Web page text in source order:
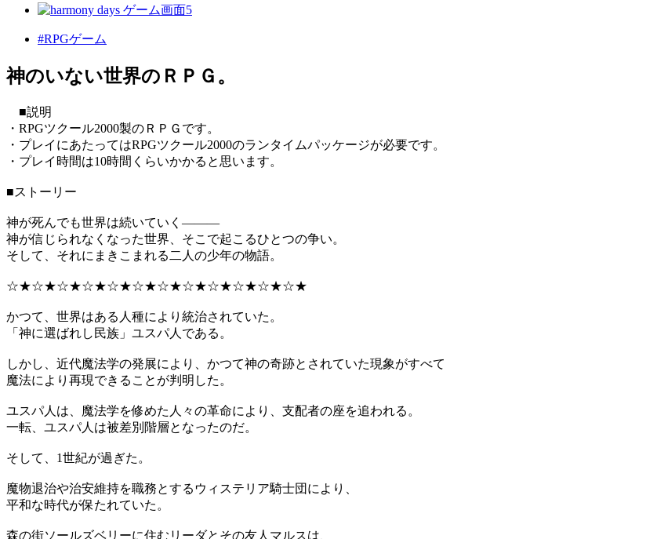
#RPGゲーム
神のいない世界のＲＰＧ。
■説明
・RPGツクール2000製のＲＰＧです。
・プレイにあたってはRPGツクール2000のランタイムパッケージが必要です。
・プレイ時間は10時間くらいかかると思います。
■ストーリー
神が死んでも世界は続いていく―――
神が信じられなくなった世界、そこで起こるひとつの争い。
そして、それにまきこまれる二人の少年の物語。
☆★☆★☆★☆★☆★☆★☆★☆★☆★☆★☆★☆★
​かつて、世界はある人種により統治されていた。
「神に選ばれし民族」ユスパ人である。
​しかし、近代魔法学の発展により、かつて神の奇跡とされていた現象がすべて
魔法により再現できることが判明した。
​ユスパ人は、魔法学を修めた人々の革命により、支配者の座を追われる。
一転、ユスパ人は被差別階層となったのだ。
そして、1世紀が過ぎた。
​魔物退治や治安維持を職務とするウィステリア騎士団により、
平和な時代が保たれていた。
​森の街ソールズベリーに住むリーダとその友人マルスは、